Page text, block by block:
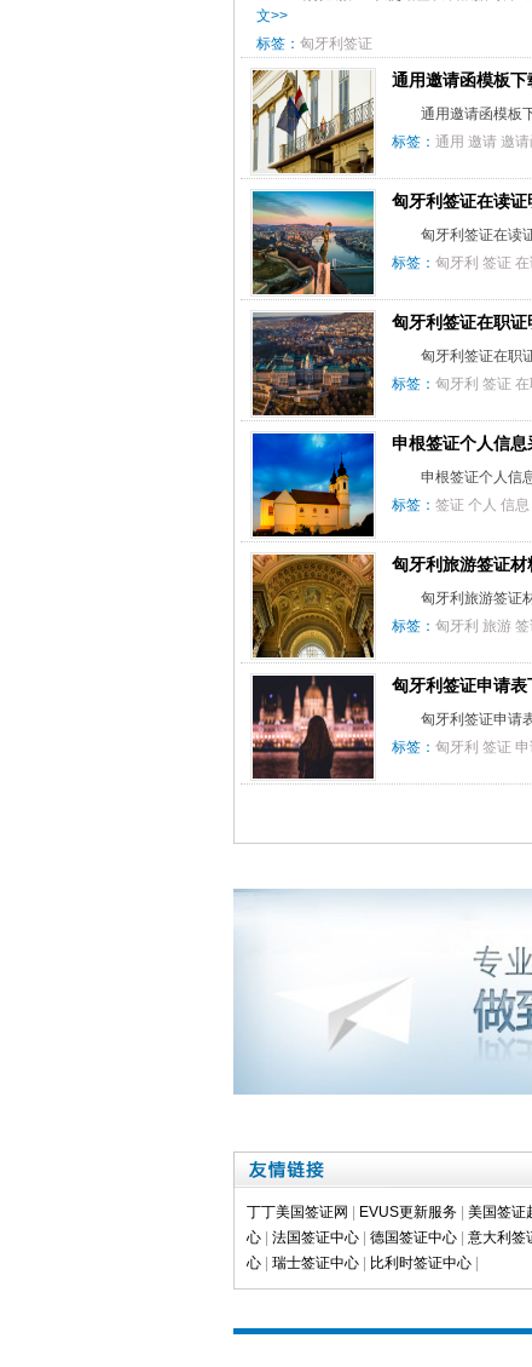
文>>
标签： 匈牙利签证
通用邀请函模板下
通用邀请函模板
标签： 通用 邀请 邀请
匈牙利签证在读证
匈牙利签证在读
标签： 匈牙利 签证 在
匈牙利签证在职证
匈牙利签证在职
标签： 匈牙利 签证 在
申根签证个人信息
申根签证个人信
标签： 签证 个人 信息
匈牙利旅游签证材
匈牙利旅游签证
标签： 匈牙利 旅游 签
匈牙利签证申请表
匈牙利签证申请
标签： 匈牙利 签证 申
丁丁美国签证网 EVUS更新服务 美国签证
心
法国签证中心 德国签证中心 意大利签
心
瑞士签证中心 比利时签证中心